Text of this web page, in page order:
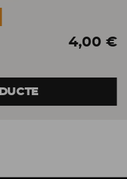
4,00 €